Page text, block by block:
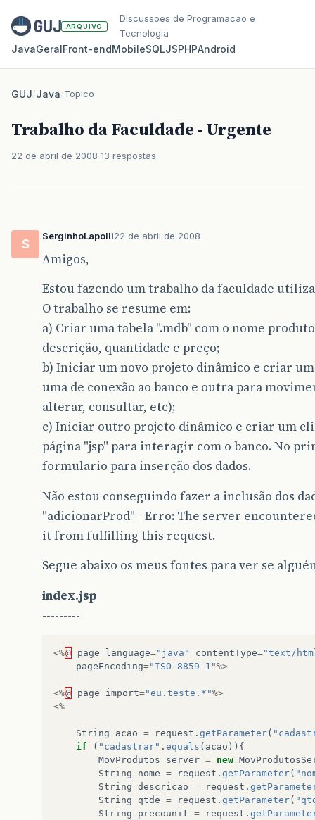
ARQUIVO
Discussoes de Programacao e
Tecnologia
JavaGeralFront‑endMobileSQLJSPHPAndroid
GUJ/Java/Topico
Trabalho da Faculdade - Urgente
22 de abril de 2008 13 respostas
S
SerginhoLapolli22 de abril de 2008
Amigos,
Estou fazendo um trabalho da faculdade
O trabalho se resume em:
a) Criar uma tabela ".mdb" com o nome
descrição, quantidade e preço;
b) Iniciar um novo projeto dinâmico e criar
uma de conexão ao banco e outra para
alterar, consultar, etc);
c) Iniciar outro projeto dinâmico e criar um
página "jsp" para interagir com o banco. No
formulario para inserção dos dados.
Não estou conseguindo fazer a inclusão dos
"adicionarProd" - Erro: The server
it from fulfilling this request.
Segue abaixo os meus fontes para ver se
index.jsp
---------
<%@ page language="java" contentType="text/
pageEncoding="ISO-8859-1"%>
<%@ page import="eu.teste.*"%>
<%
String acao = request . getParameter(
if
( "cadastrar" . equals ( acao )){
MovProdutos
server = new
String
nome = request . getParameter(
String descricao = request .
String
qtde = request . getParameter(
String
precounit = request .